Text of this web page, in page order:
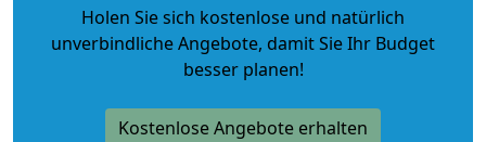
Holen Sie sich kostenlose und natürlich
unverbindliche Angebote, damit Sie Ihr Budget
besser planen!
Kostenlose Angebote erhalten